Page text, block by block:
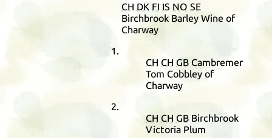
CH DK FI IS NO SE
Birchbrook Barley Wine of
Charway
CH CH GB Cambremer
Tom Cobbley of
Charway
CH CH GB Birchbrook
Victoria Plum